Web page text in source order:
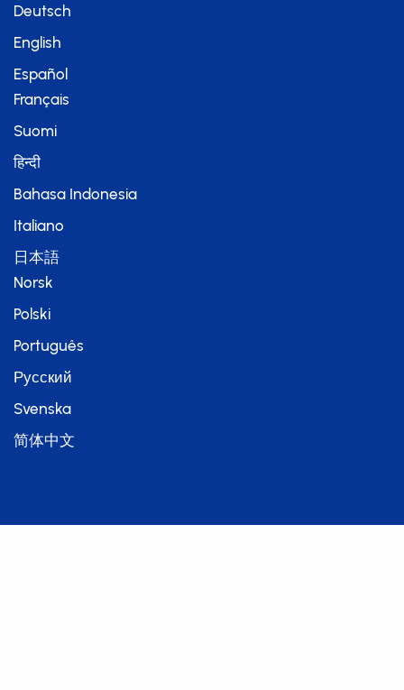
Deutsch
English
Español
Français
Suomi
हिन्दी
Bahasa Indonesia
Italiano
日本語
Norsk
Polski
Português
Русский
Svenska
简体中文